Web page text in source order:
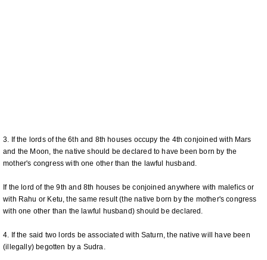
3. If the lords of the 6th and 8th houses occupy the 4th conjoined with Mars
and the Moon, the native should be declared to have been born by the
mother's congress with one other than the lawful husband.
If the lord of the 9th and 8th houses be conjoined anywhere with malefics or
with Rahu or Ketu, the same result (the native born by the mother's congress
with one other than the lawful husband) should be declared.
4. If the said two lords be associated with Saturn, the native will have been
(illegally) begotten by a Sudra.